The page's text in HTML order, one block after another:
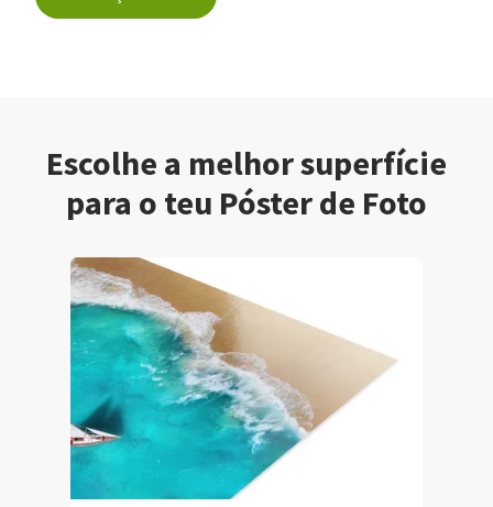
Escolhe a melhor superfície
para o teu Póster de Foto